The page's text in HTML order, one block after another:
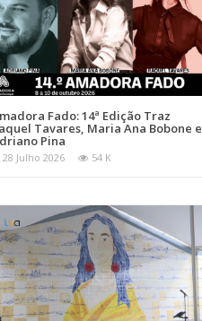
Fado: 14ª Edição Traz
Tavares, Maria Ana Bobone e
Pina
28 Julho 2026 54 K